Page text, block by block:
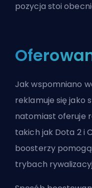
pozycja stoi
Jak wspomniano
reklamuje się jako
natomiast oferuje
takich jak Dota 2 i
boosterzy
trybach